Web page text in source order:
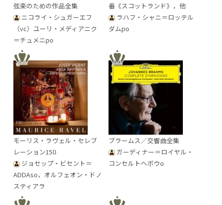
弦楽のための作品全集
ニコライ・シュガーエフ
（vc）ユーリ・メディアニク
＝チュメニpo
番《スコットランド》，他
ラハフ・シャニ＝ロッテル
ダムpo
モーリス・ラヴェル・セレブ
レーション150
ジョセップ・ビセント＝
ADDAso，オルフェオン・ドノ
スティアラ
ブラームス／交響曲全集
ガーディナー＝ロイヤル・
コンセルトヘボウo